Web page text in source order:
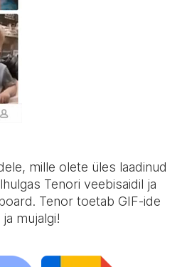
mille olete üles laadinud
Tenori veebisaidil ja
. Tenor toetab GIF-ide
mujalgi!